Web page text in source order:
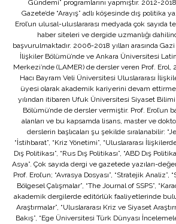
Gündemi” programlarını yapmıştır. 2012-
Gazete’de “Arayış” adlı köşesinde dış politika
Erol’un ulusal-uluslararası medyada çok sayıda
haber siteleri ve dergide uzmanlığı
başvurulmaktadır. 2006-2018 yılları arasında
İlişkiler Bölümü’nde ve Ankara Üniversitesi
Merkezi’nde (LAMER) de dersler veren Prof. Erol,
Hacı Bayram Veli Üniversitesi Uluslararası
üyesi olarak akademik kariyerini devam
yılından itibaren Ufuk Üniversitesi Siyaset
Bölümü’nde de dersler vermiştir. Prof. Erol’un
alanları ve bu kapsamda lisans, master ve
derslerin başlıcaları şu şekilde sıralanabilir:
“İstihbarat”, “Kriz Yönetimi”, “Uluslararası
Dış Politikası”, “Rus Dış Politikası”, “ABD Dış
Asya”. Çok sayıda dergi ve gazetede yazıları-
Prof. Erol’un; “Avrasya Dosyası”, “Stratejik Analiz”,
Bölgesel Çalışmalar”, “The Journal of SSPS”,
akademik dergilerde editörlük faaliyetlerinde
Araştırmalar”, “Uluslararası Kriz ve Siyaset
Bakış”, “Ege Üniversitesi Türk Dünyası